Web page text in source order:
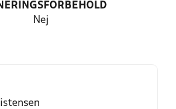
Nej